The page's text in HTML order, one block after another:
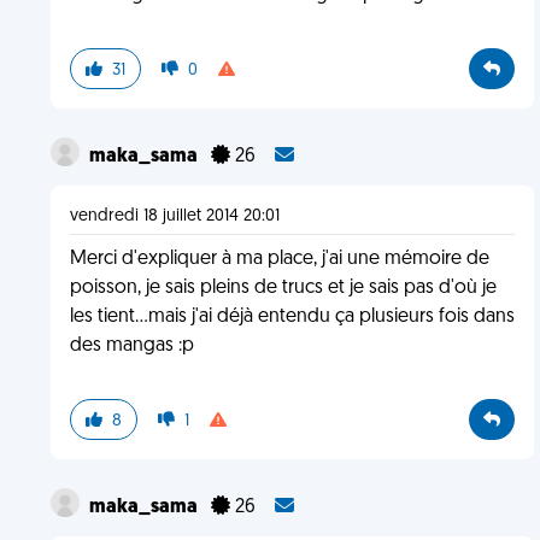
31 0
maka_sama 26
vendredi 18 juillet 2014 20:01
Merci d'expliquer à ma place, j'ai une mémoire de
poisson, je sais pleins de trucs et je sais pas d'où je
les tient...mais j'ai déjà entendu ça plusieurs fois dans
des mangas :p
8 1
maka_sama 26